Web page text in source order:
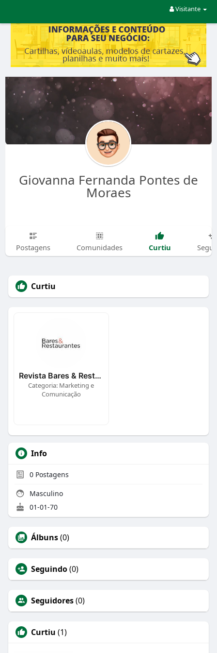
Visitante
Giovanna Fernanda Pontes de
Moraes
Postagens Comunidades Curtiu
Curtiu
Revista Bares & Restaurantes
Categoria: Marketing e
Comunicação
Info
0Postagens
Masculino
01-01-70
Álbuns(0)
Seguindo(0)
Seguidores(0)
Curtiu (1)